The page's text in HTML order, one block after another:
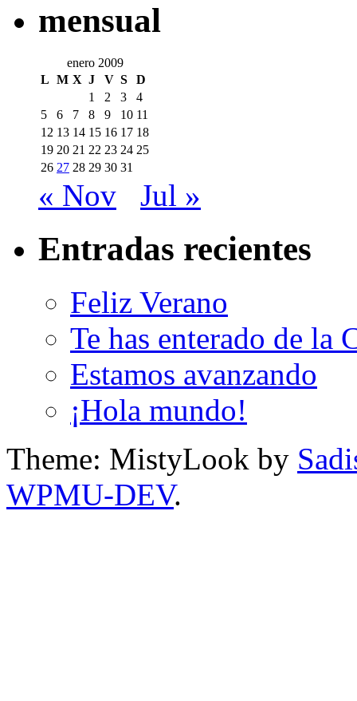
mensual
enero 2009
L M X J V S
D
1
2 3
4
5
6 7 8 9 10 11
12 13 14 15 16 17 18
19 20 21 22 23 24 25
26 27 28 29 30 31
« Nov Jul »
Entradas recientes
Feliz Verano
Te has enterado de la
Estamos avanzando
¡Hola mundo!
Theme: MistyLook by
WPMU-DEV.